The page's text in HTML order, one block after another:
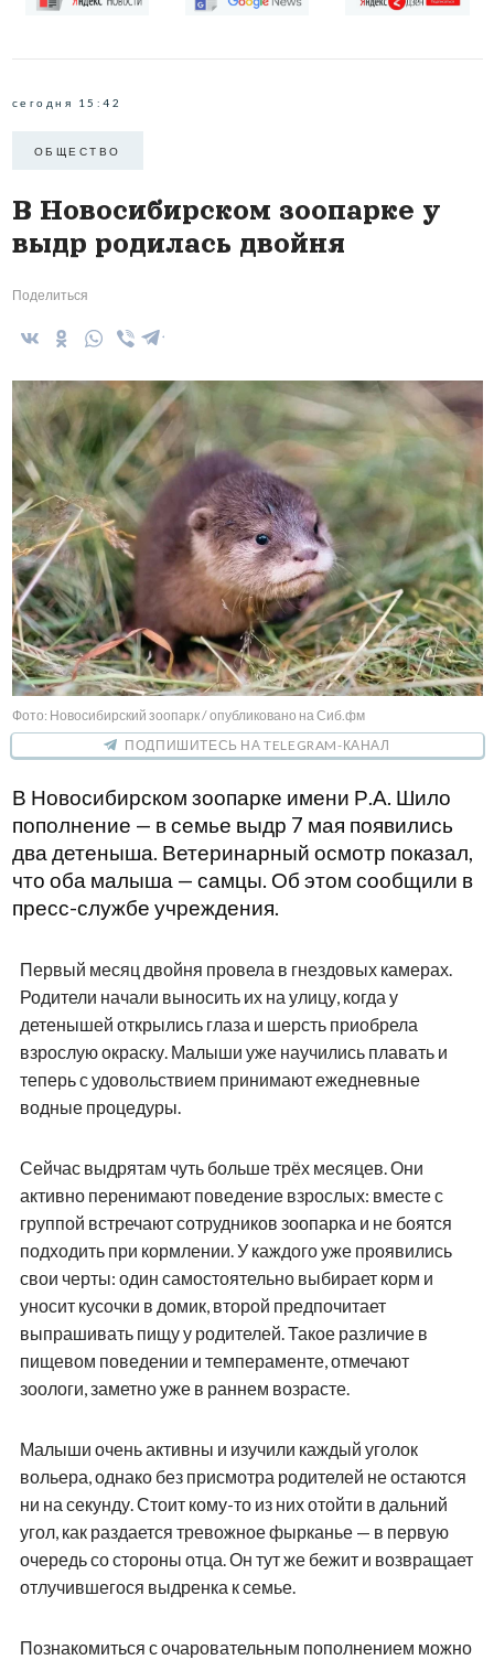
сегодня 15:42
ОБЩЕСТВО
В Новосибирском зоопарке у
выдр родилась двойня
Поделиться
Фото: Новосибирский зоопарк / опубликовано на Сиб.фм
ПОДПИШИТЕСЬ НА TELEGRAM-КАНАЛ
В Новосибирском зоопарке имени Р.А. Шило
пополнение — в семье выдр 7 мая появились
два детеныша. Ветеринарный осмотр показал,
что оба малыша — самцы. Об этом сообщили в
пресс-службе учреждения.
Первый месяц двойня провела в гнездовых камерах.
Родители начали выносить их на улицу, когда у
детенышей открылись глаза и шерсть приобрела
взрослую окраску. Малыши уже научились плавать и
теперь с удовольствием принимают ежедневные
водные процедуры.
Сейчас выдрятам чуть больше трёх месяцев. Они
активно перенимают поведение взрослых: вместе с
группой встречают сотрудников зоопарка и не боятся
подходить при кормлении. У каждого уже проявились
свои черты: один самостоятельно выбирает корм и
уносит кусочки в домик, второй предпочитает
выпрашивать пищу у родителей. Такое различие в
пищевом поведении и темпераменте, отмечают
зоологи, заметно уже в раннем возрасте.
Малыши очень активны и изучили каждый уголок
вольера, однако без присмотра родителей не остаются
ни на секунду. Стоит кому-то из них отойти в дальний
угол, как раздается тревожное фырканье — в первую
очередь со стороны отца. Он тут же бежит и возвращает
отлучившегося выдренка к семье.
Познакомиться с очаровательным пополнением можно